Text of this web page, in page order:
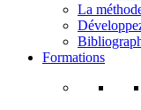
La
Formations